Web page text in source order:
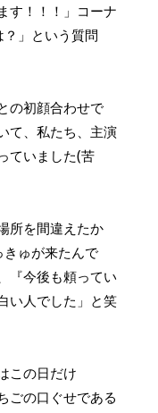
す！！！」コーナ
」という質問
の初顔合わせで
て、私たち、主演
ていました(苦
所を間違えたか
ゅが来たんで
『今後も頼ってい
い人でした」と笑
この日だけ
ごの口ぐせである